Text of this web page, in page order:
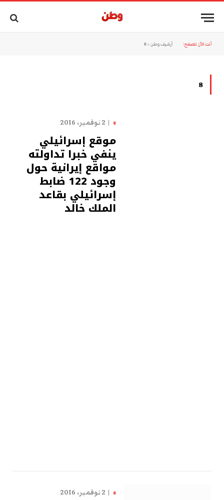
أنت الآن تتصفح: أرشيف وطن »
8
8
8 2 نوفمبر، 2016
موقع إسرائيلي
ينفي خبرا تداولته
مواقع إيرانية حول
وجود 122 ضابط
إسرائيلي بقاعد
الملك خالد
8 2 نوفمبر، 2016